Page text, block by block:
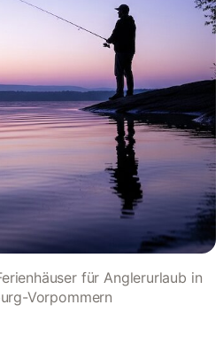
für Anglerurlaub in
Vorpommern